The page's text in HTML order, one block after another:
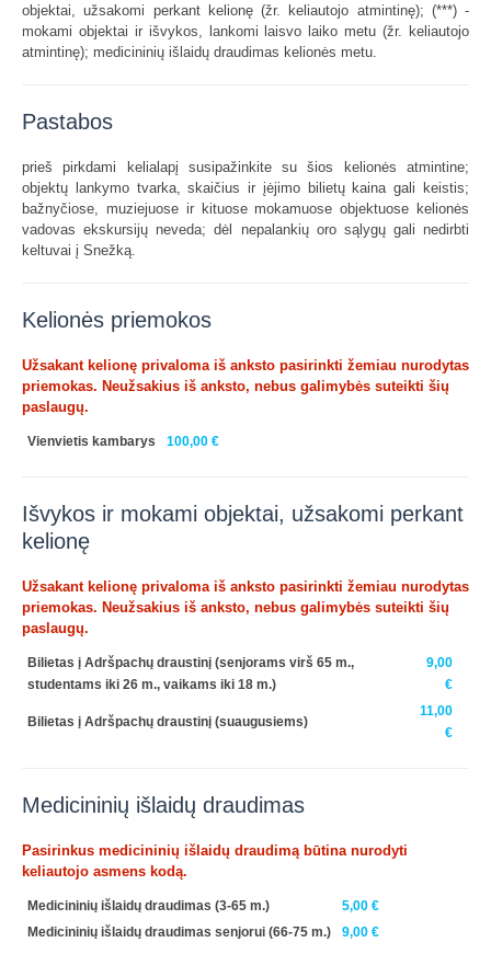
objektai, užsakomi perkant kelionę (žr. keliautojo atmintinę); (***) -
mokami objektai ir išvykos, lankomi laisvo laiko metu (žr. keliautojo
atmintinę); medicininių išlaidų draudimas kelionės metu.
Pastabos
prieš pirkdami kelialapį susipažinkite su šios kelionės atmintine;
objektų lankymo tvarka, skaičius ir įėjimo bilietų kaina gali keistis;
bažnyčiose, muziejuose ir kituose mokamuose objektuose kelionės
vadovas ekskursijų neveda; dėl nepalankių oro sąlygų gali nedirbti
keltuvai į Snežką.
Kelionės priemokos
Užsakant kelionę privaloma iš anksto pasirinkti žemiau nurodytas
priemokas. Neužsakius iš anksto, nebus galimybės suteikti šių
paslaugų.
Vienvietis kambarys 100,00 €
Išvykos ir mokami objektai, užsakomi perkant
kelionę
Užsakant kelionę privaloma iš anksto pasirinkti žemiau nurodytas
priemokas. Neužsakius iš anksto, nebus galimybės suteikti šių
paslaugų.
Bilietas į Adršpachų draustinį (senjorams virš 65 m.,
studentams iki 26 m., vaikams iki 18 m.)
9,00
€
Bilietas į Adršpachų draustinį (suaugusiems)
11,00
€
Medicininių išlaidų draudimas
Pasirinkus medicininių išlaidų draudimą būtina nurodyti
keliautojo asmens kodą.
Medicininių išlaidų draudimas (3-65 m.)
5,00 €
Medicininių išlaidų draudimas senjorui (66-75 m.)
9,00 €